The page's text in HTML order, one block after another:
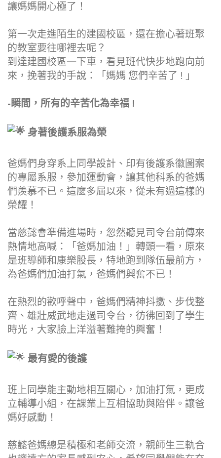
讓媽媽開心極了！
第一次走進陌生的建國校區，還在擔心著班聚
的教室要往哪裡去呢？
到達建國校區一下車，看見班代快步地跑向前
來，挽著我的手說：「媽媽 您們辛苦了 ! 」
-瞬間，所有的辛苦化為幸福 !
身著後護系服為榮
爸媽們身穿系上同學設計、印有後護系徽圖案
的專屬系服，參加運動會，讓其他科系的爸媽
們羨慕不已。這麼多屆以來，從未有過這樣的
榮耀！
當慈懿會準備進場時，忽然聽見司令台前傳來
熱情地高喊：「爸媽加油！」轉頭一看，原來
是班導師和康樂股長，特地跑到隊伍最前方，
為爸媽們加油打氣，爸媽們興奮不已！
在熱烈的歡呼聲中，爸媽們精神抖擻、步伐整
齊、雄壯威武地走過司令台，彷彿回到了學生
時光，大家臉上洋溢著難掩的興奮！
最有愛的後護
班上同學能主動地相互關心，加油打氣，更成
立輔導小組，在課業上互相協助與陪伴。讓爸
媽好感動！
慈懿爸媽總是積極和老師交流，親師生三軌合